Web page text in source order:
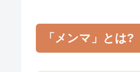
「メンマ」とは?